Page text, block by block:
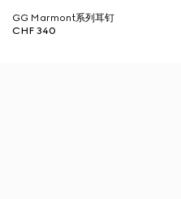
GG Marmont系列耳钉
CHF 340